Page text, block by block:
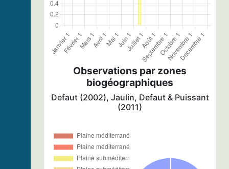
Observations par zones
biogéographiques
Defaut (2002), Jaulin, Defaut & Puissant
(2011)